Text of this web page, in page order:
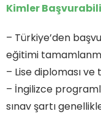
Kimler
– Türkiye’den
eğitimi
– Lise diploması
– İngilizce
sınav şartı